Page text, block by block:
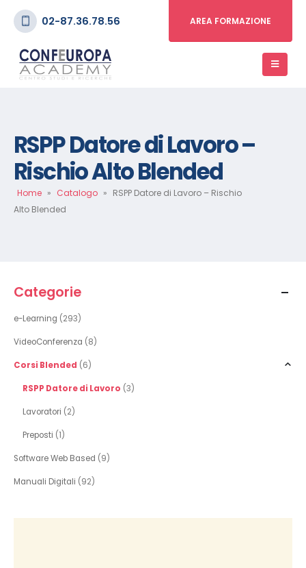
02-87.36.78.56 AREA FORMAZIONE
RSPP Datore di Lavoro –
Rischio Alto Blended
Home » Catalogo » RSPP Datore di Lavoro – Rischio
Alto Blended
Categorie
e-Learning (293)
VideoConferenza (8)
Corsi Blended (6)
RSPP Datore di Lavoro (3)
Lavoratori (2)
Preposti (1)
Software Web Based (9)
Manuali Digitali (92)